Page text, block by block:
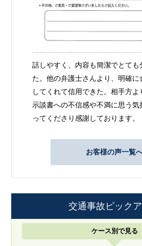
話しやすく、内容も簡潔でとても
た。他の弁護士さんより、明確に
してくれて信用できた。相手方よ
示談書への不信感や不満に思う気
ってくださり感謝しております。
お客様の声一覧
交通事故ピック
ケース別で見る